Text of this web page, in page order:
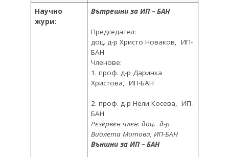
Научно
жури:
Вътрешни за ИП – БАН
Председател:
доц. д-р Христо Новаков, ИП-
БАН
Членове:
1. проф. д-р Даринка
Христова, ИП-БАН
2. проф. д-р Нели Косева, ИП-
БАН
Резервен член: доц. д-р
Виолета Митова, ИП-БАН
Външни за ИП – БАН